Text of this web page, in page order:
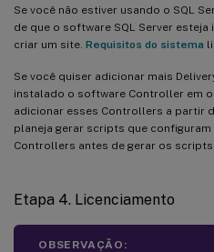
Se você não estiver usando o SQL
de que o software SQL Server
criar um site. Requisitos do sistema
Se você quiser adicionar mais
instalado o software Controller em
adicionar esses Controllers a partir
planeja gerar scripts que
Controllers antes de gerar os scripts.
Etapa 4. Licenciamento
OBSERVAÇÃO: